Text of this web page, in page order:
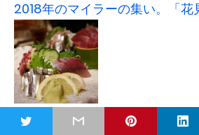
2018年のマイラーの集い。「花
「春の気まぐれ東京オフ会」通